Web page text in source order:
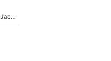
Un documentaire avec Zinedine Zidane : Comme Jean-Jacques Goldman et Mylène Farmer, le nouveau sélectionneur de l'équipe de France a recalé une journaliste très connue